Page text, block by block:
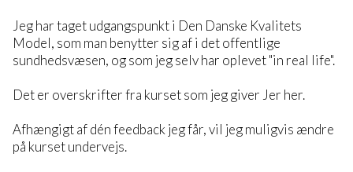
Jeg har taget udgangspunkt i Den Danske Kvalitets
Model, som man benytter sig af i det offentlige
sundhedsvæsen, og som jeg selv har oplevet "in real life".
Det er overskrifter fra kurset som jeg giver Jer her.
Afhængigt af dén feedback jeg får, vil jeg muligvis ændre
på kurset undervejs.